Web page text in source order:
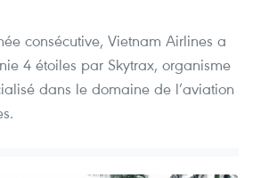
consécutive, Vietnam Airlines a
4 étoiles par Skytrax, organisme
dans le domaine de l’aviation